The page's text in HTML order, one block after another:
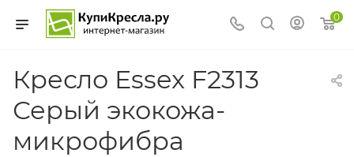
0
Кресло Essex F2313
Серый экокожа-
микрофибра